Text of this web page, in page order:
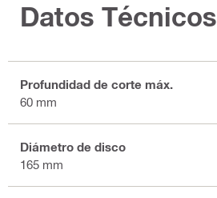
Datos Técnicos
Profundidad de corte máx.
60 mm
Diámetro de disco
165 mm